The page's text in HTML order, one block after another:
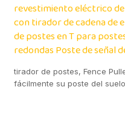
revestimiento eléctrico
con tirador de cadena de
de postes en T para
redondas Poste de señal
tirador de postes, Fence
fácilmente su poste del